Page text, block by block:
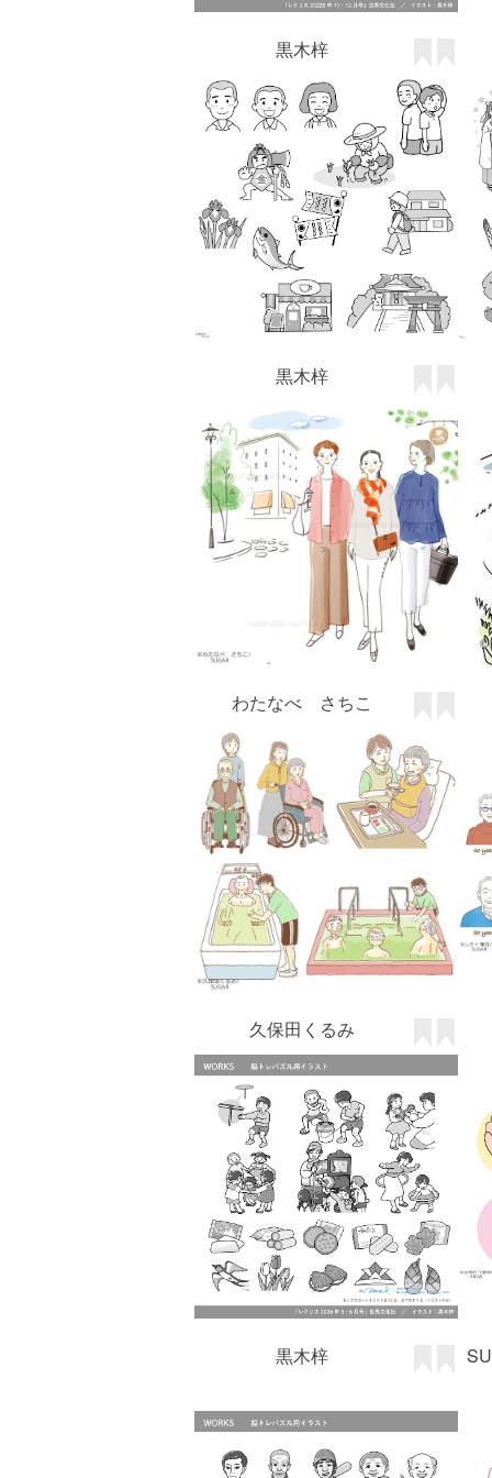
黒木梓
わたなべ さちこ
久保田くるみ
黒木梓
黒木梓